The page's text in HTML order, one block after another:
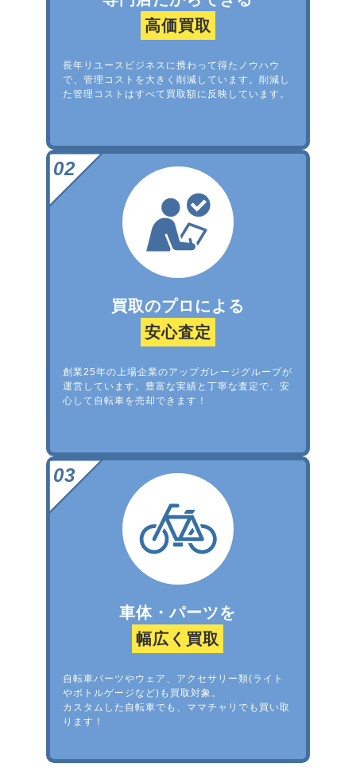
高価買取
長年リユースビジネスに携わって得たノウハウ
で、管理コストを大きく削減しています。削減し
た管理コストはすべて買取額に反映しています。
買取のプロによる
安心査定
創業25年の上場企業のアップガレージグループが
運営しています。豊富な実績と丁寧な査定で、安
心して自転車を売却できます！
車体・パーツを
幅広く買取
自転車パーツやウェア、アクセサリー類(ライト
やボトルゲージなど)も買取対象。
カスタムした自転車でも、ママチャリでも買い取
ります！